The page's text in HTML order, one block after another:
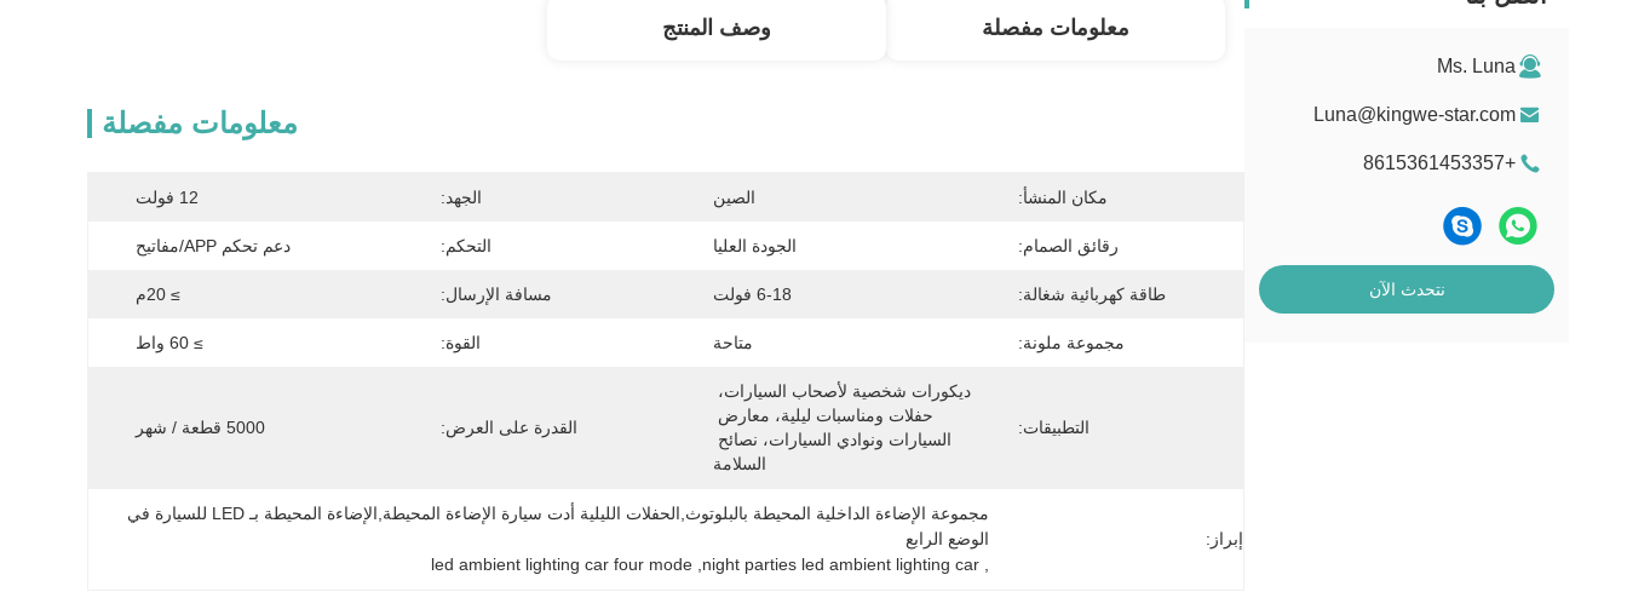
Ms. Luna
Luna@kingwe-star.com
+8615361453357
نتحدث الآن
معلومات مفصلة وصف المنتج
معلومات مفصلة
مكان المنشأ: الصين الجهد: 12 فولت
رقائق الصمام: الجودة العليا التحكم: دعم تحكم APP/مفاتيح
طاقة كهربائية شغالة: 6-18 فولت مسافة الإرسال: ≥ 20م
مجموعة ملونة: متاحة القوة: ≥ 60 واط
التطبيقات:
السلامة
القدرة على العرض: 5000 قطعة / شهر
إبراز:
الوضع الرابع
,
night parties led ambient lighting car
,
led ambient lighting car four mode